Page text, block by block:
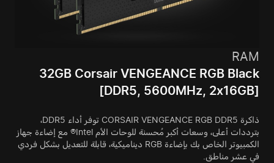
RAM
32GB Corsair VENGEANCE RGB Black
[DDR5, 5600MHz, 2x16GB]
ذاكرة CORSAIR VENGEANCE RGB DDR5 توفر أداء DDR5،
بترددات أعلى، وسعات أكبر مُحسنة للوحات الأم Intel® مع إضاءة جهاز
الكمبيوتر الخاص بك بإضاءة RGB ديناميكية، قابلة للتعديل بشكل فردي
في عشر مناطق.